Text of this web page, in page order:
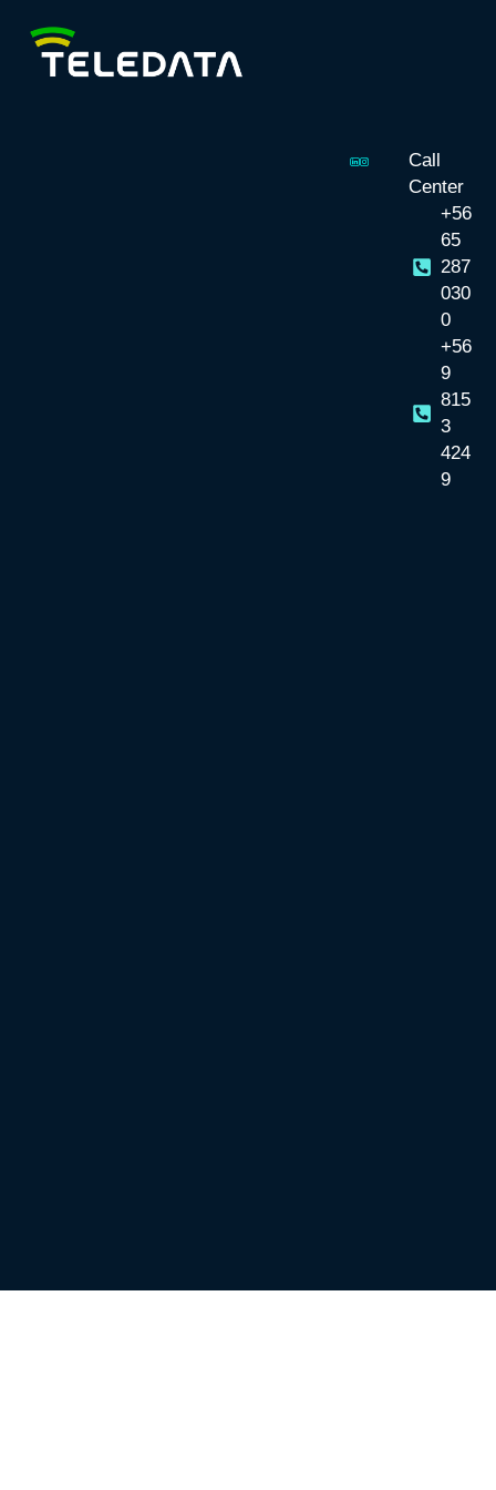
Call
Center
+56
65
287
030
0
+56
9
815
3
424
9